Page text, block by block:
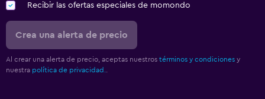
Recibir las ofertas especiales de momondo
Crea una alerta de precio
Al crear una alerta de precio, aceptas nuestros términos y condiciones y
nuestra política de privacidad.